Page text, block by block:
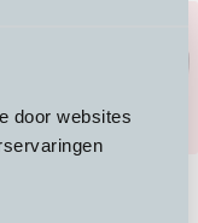
door websites